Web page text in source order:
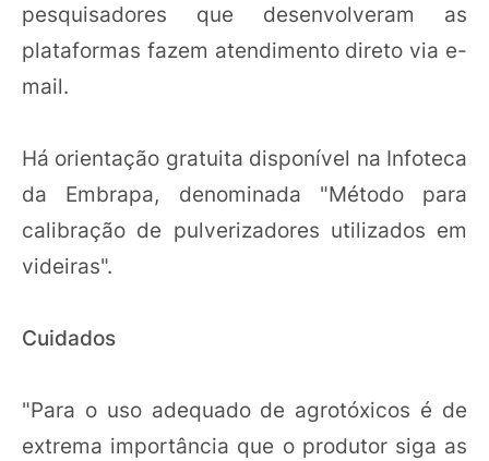
pesquisadores que desenvolveram as
plataformas fazem atendimento direto via e-
mail.
Há orientação gratuita disponível na Infoteca
da Embrapa, denominada "Método para
calibração de pulverizadores utilizados em
videiras".
Cuidados
"Para o uso adequado de agrotóxicos é de
extrema importância que o produtor siga as